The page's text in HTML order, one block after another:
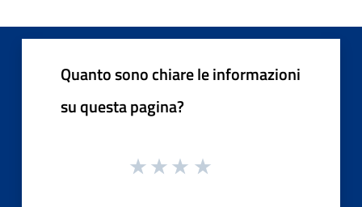
Quanto sono chiare le informazioni
su questa pagina?